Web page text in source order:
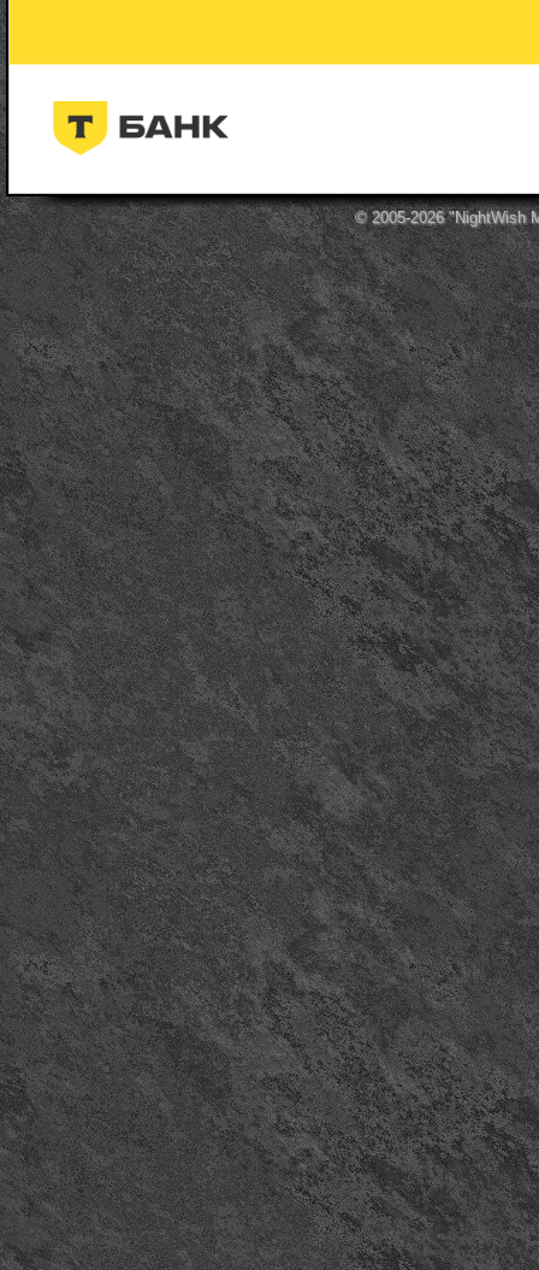
© 2005-2026"NightWish